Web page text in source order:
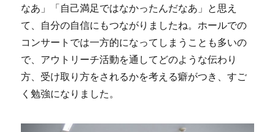
なあ」「自己満足ではなかったんだなあ」と思え
て、自分の自信にもつながりましたね。ホールでの
コンサートでは一方的になってしまうことも多いの
で、アウトリーチ活動を通してどのような伝わり
方、受け取り方をされるかを考える癖がつき、すご
く勉強になりました。